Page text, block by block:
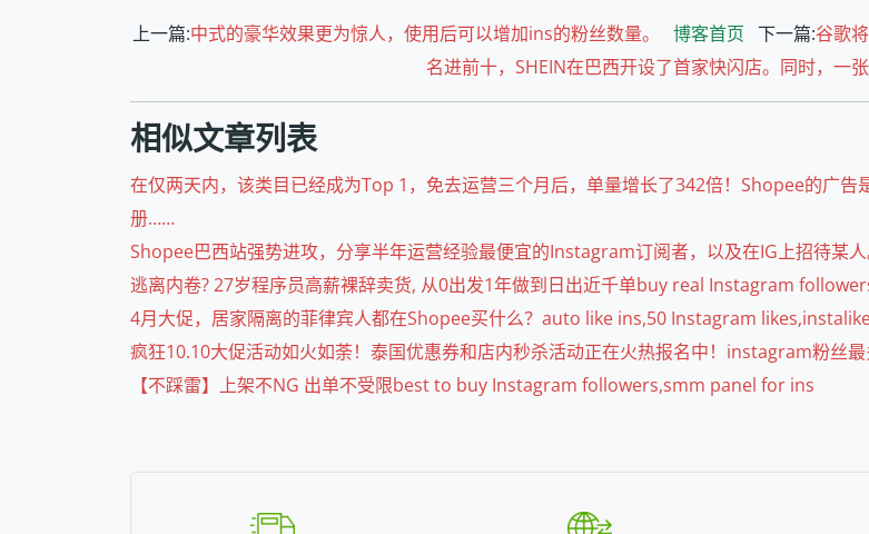
上一篇:中式的豪华效果更为惊人，使用后可以增加ins的粉丝数量。 博客首页 下一篇:谷歌
名进前十，SHEIN在巴西开设了首家快闪店。同时，一
相似文章列表
在仅两天内，该类目已经成为Top 1，免去运营三个月后，单量增长了342倍！Shopee的广
册……
Shopee巴西站强势进攻，分享半年运营经验最便宜的Instagram订阅者，以及在IG上招待某人
逃离内卷? 27岁程序员高薪裸辞卖货, 从0出发1年做到日出近千单buy real Instagram
4月大促，居家隔离的菲律宾人都在Shopee买什么？auto like ins,50 Instagram
疯狂10.10大促活动如火如荼！泰国优惠券和店内秒杀活动正在火热报名中！instagram粉丝
【不踩雷】上架不NG 出单不受限best to buy Instagram followers,smm panel for ins